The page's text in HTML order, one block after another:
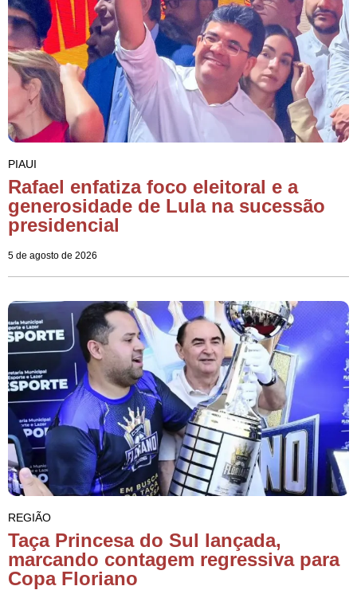
PIAUI
Rafael enfatiza foco eleitoral e a
generosidade de Lula na sucessão
presidencial
5 de agosto de 2026
REGIÃO
Taça Princesa do Sul lançada,
marcando contagem regressiva para
Copa Floriano